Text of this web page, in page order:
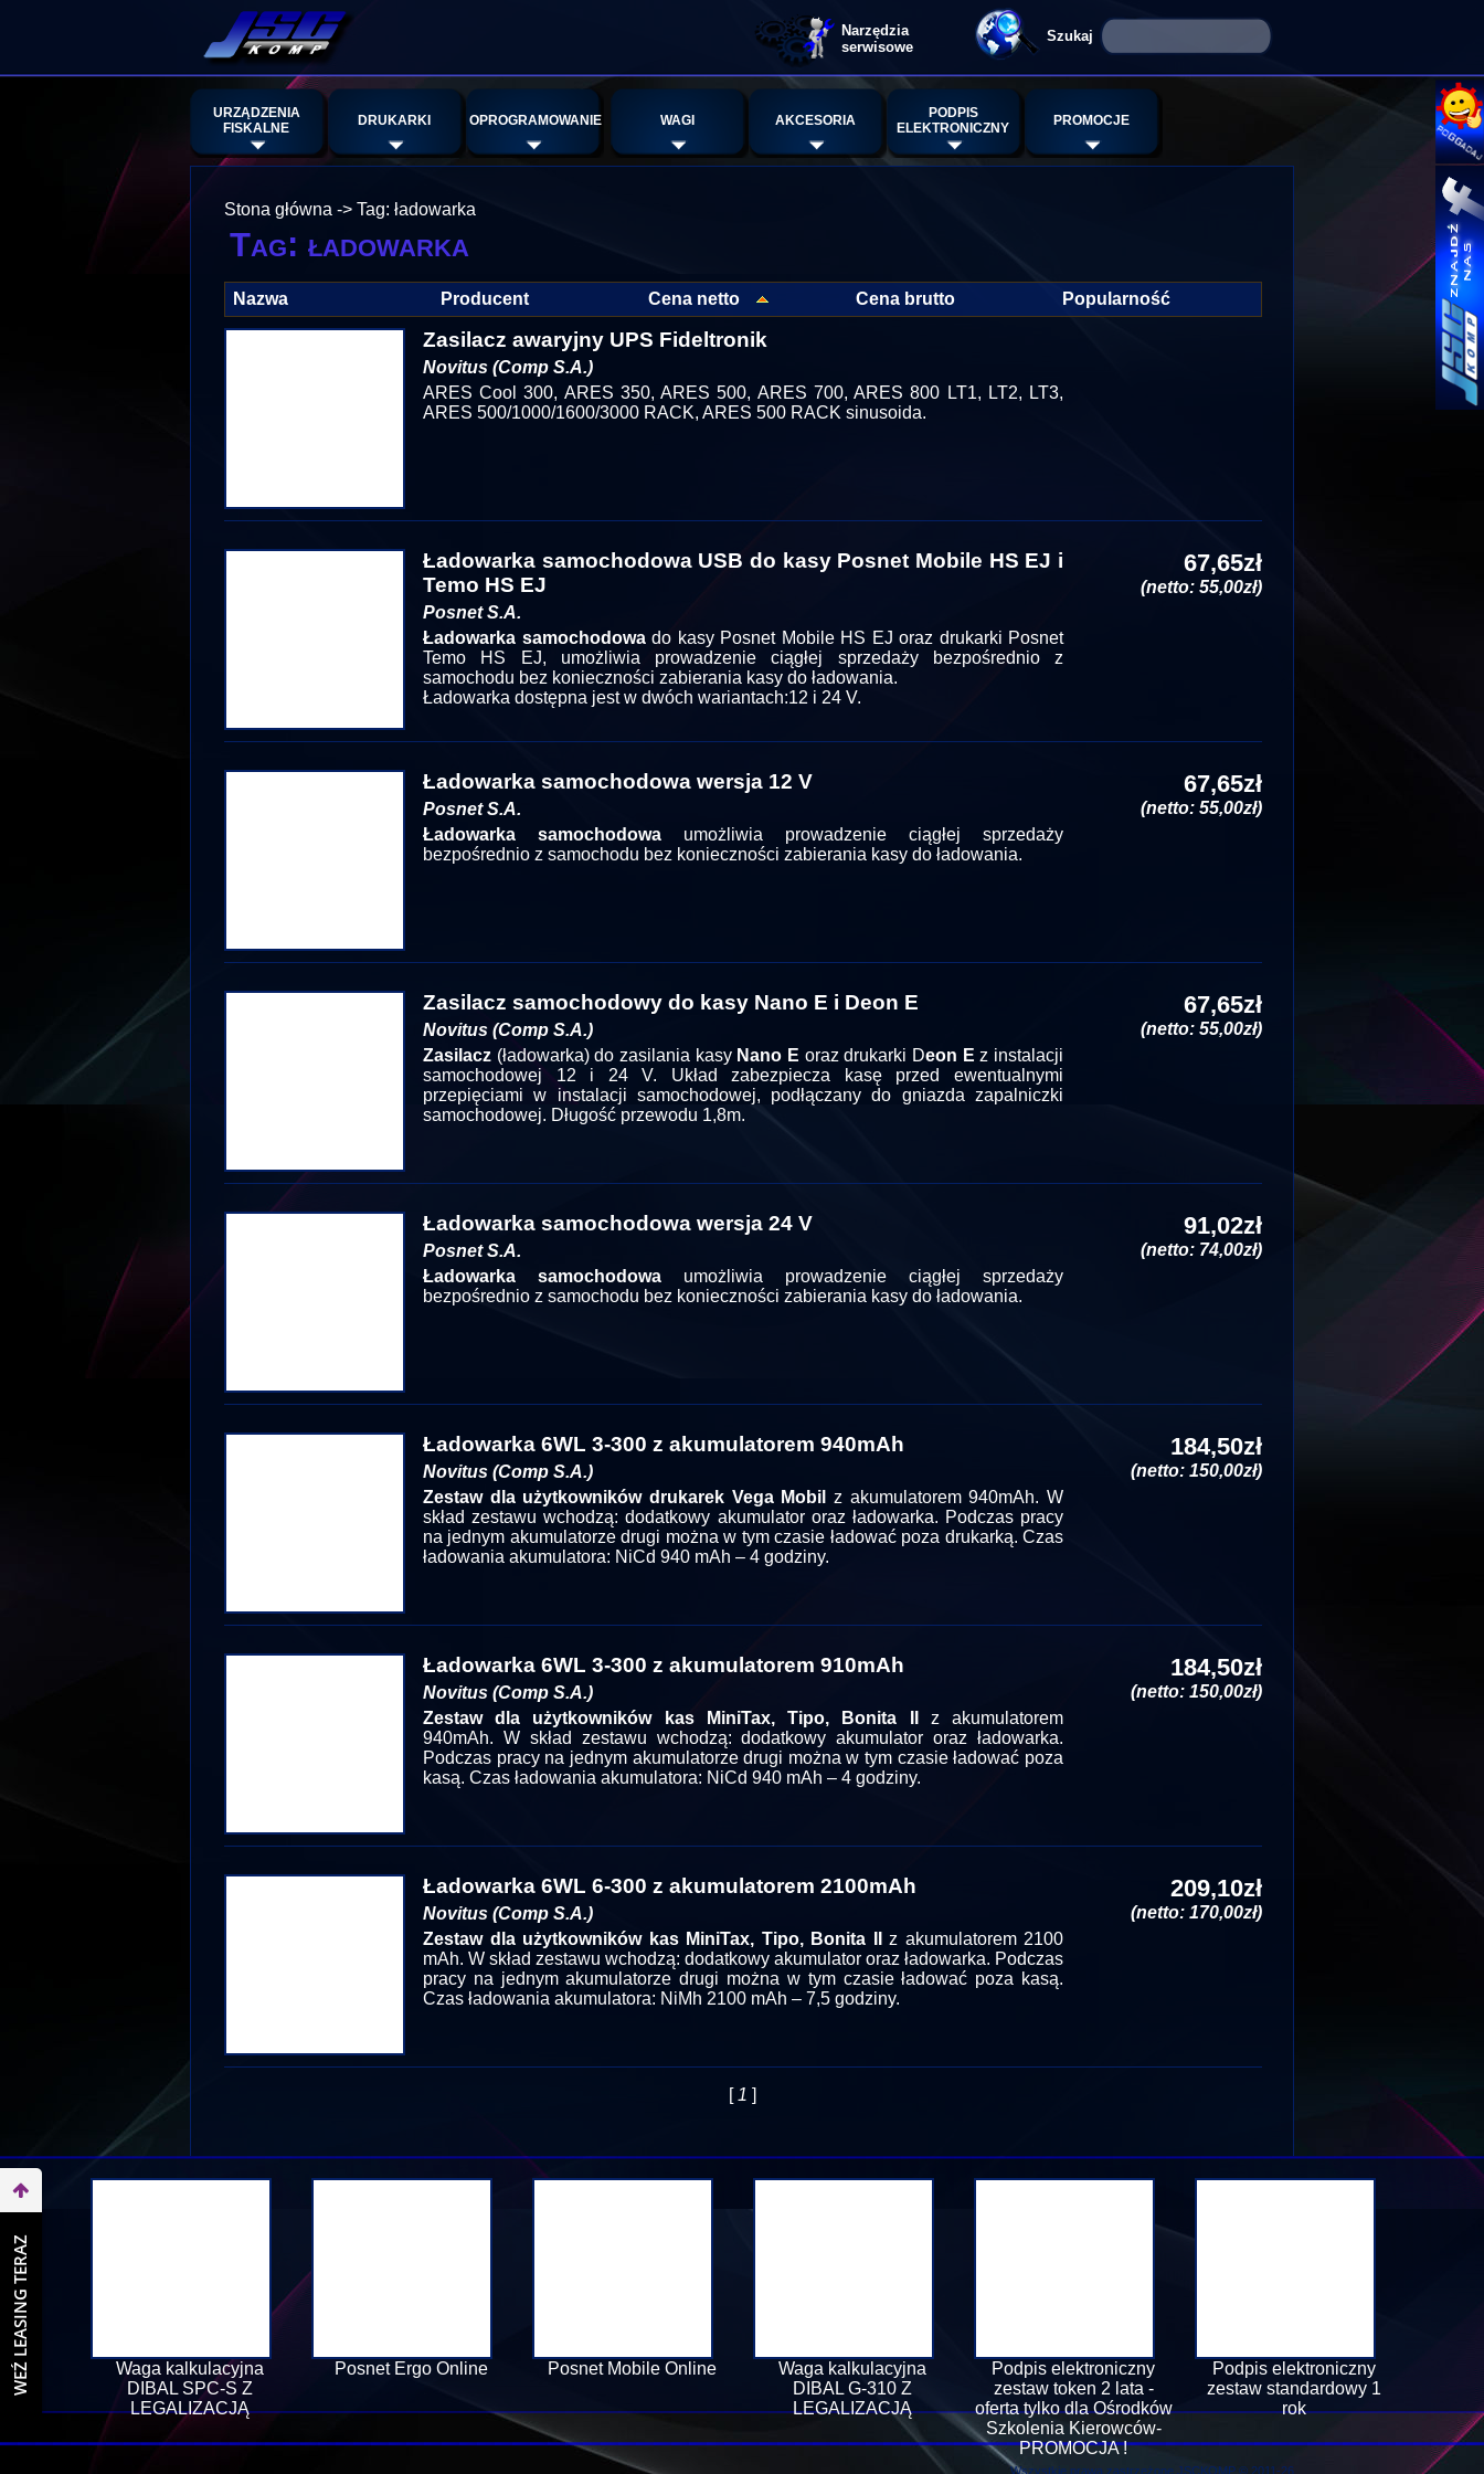
Narzędzia
serwisowe
URZĄDZENIA
FISKALNE
DRUKARKI OPROGRAMOWANIE WAGI AKCESORIA
PODPIS
ELEKTRONICZNY
PROMOCJE
Stona główna -> Tag: ładowarka
Tag: ładowarka
Nazwa Producent Cena netto Cena brutto Popularność
Zasilacz awaryjny UPS Fideltronik
Novitus (Comp S.A.)
ARES Cool 300, ARES 350, ARES 500, ARES 700, ARES 800 LT1, LT2, LT3,
ARES 500/1000/1600/3000 RACK, ARES 500 RACK sinusoida.
Ładowarka samochodowa USB do kasy Posnet Mobile HS EJ i
Temo HS EJ
Posnet S.A.
Ładowarka samochodowado kasy Posnet Mobile HS EJ oraz drukarki Posnet
Temo HS EJ, umożliwia prowadzenie ciągłej sprzedaży bezpośrednio z
samochodu bez konieczności zabierania kasy do ładowania.
Ładowarka dostępna jest w dwóch wariantach:12 i 24 V.
67,65zł
(netto: 55,00zł)
Ładowarka samochodowa wersja 12 V
Posnet S.A.
Ładowarka samochodowa umożliwia prowadzenie ciągłej sprzedaży
bezpośrednio z samochodu bez konieczności zabierania kasy do ładowania.
67,65zł
(netto: 55,00zł)
Zasilacz samochodowy do kasy Nano E i Deon E
Novitus (Comp S.A.)
Zasilacz (ładowarka) do zasilania kasy Nano E oraz drukarki Deon E z instalacji
samochodowej 12 i 24 V. Układ zabezpiecza kasę przed ewentualnymi
przepięciami w instalacji samochodowej, podłączany do gniazda zapalniczki
samochodowej. Długość przewodu 1,8m.
67,65zł
(netto: 55,00zł)
Ładowarka samochodowa wersja 24 V
Posnet S.A.
Ładowarka samochodowa umożliwia prowadzenie ciągłej sprzedaży
bezpośrednio z samochodu bez konieczności zabierania kasy do ładowania.
91,02zł
(netto: 74,00zł)
Ładowarka 6WL 3-300 z akumulatorem 940mAh
Novitus (Comp S.A.)
Zestaw dla użytkowników drukarek Vega Mobil
z akumulatorem 940mAh. W
skład zestawu wchodzą: dodatkowy akumulator oraz ładowarka. Podczas pracy
na jednym akumulatorze drugi można w tym czasie ładować poza drukarką. Czas
ładowania akumulatora: NiCd 940 mAh – 4 godziny.
184,50zł
(netto: 150,00zł)
Ładowarka 6WL 3-300 z akumulatorem 910mAh
Novitus (Comp S.A.)
Zestaw dla użytkowników kas MiniTax, Tipo, Bonita II
z akumulatorem
940mAh. W skład zestawu wchodzą: dodatkowy akumulator oraz ładowarka.
Podczas pracy na jednym akumulatorze drugi można w tym czasie ładować poza
kasą. Czas ładowania akumulatora: NiCd 940 mAh – 4 godziny.
184,50zł
(netto: 150,00zł)
Ładowarka 6WL 6-300 z akumulatorem 2100mAh
Novitus (Comp S.A.)
Zestaw dla użytkowników kas MiniTax, Tipo, Bonita II
z akumulatorem 2100
mAh. W skład zestawu wchodzą: dodatkowy akumulator oraz ładowarka. Podczas
pracy na jednym akumulatorze drugi można w tym czasie ładować poza kasą.
Czas ładowania akumulatora: NiMh 2100 mAh – 7,5 godziny.
209,10zł
(netto: 170,00zł)
[1 ]
Waga kalkulacyjna
DIBAL SPC-S Z
LEGALIZACJĄ
Posnet Ergo Online Posnet Mobile Online
Waga kalkulacyjna
DIBAL G-310 Z
LEGALIZACJĄ
Podpis elektroniczny
zestaw token 2 lata -
oferta tylko dla Ośrodków
Szkolenia Kierowców-
PROMOCJA !
Podpis elektroniczny
zestaw standardowy 1
rok
Wszystkie prawa zastrzeżone JSCKOMP © 2011-26
WEŹ LEASING TERAZ